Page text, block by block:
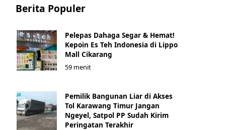
Berita Populer
Pelepas Dahaga Segar & Hemat!
Kepoin Es Teh Indonesia di Lippo
Mall Cikarang
59 menit
Pemilik Bangunan Liar di Akses
Tol Karawang Timur Jangan
Ngeyel, Satpol PP Sudah Kirim
Peringatan Terakhir